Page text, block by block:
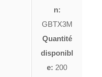
n:
GBTX3M
Quantité
disponibl
e: 200